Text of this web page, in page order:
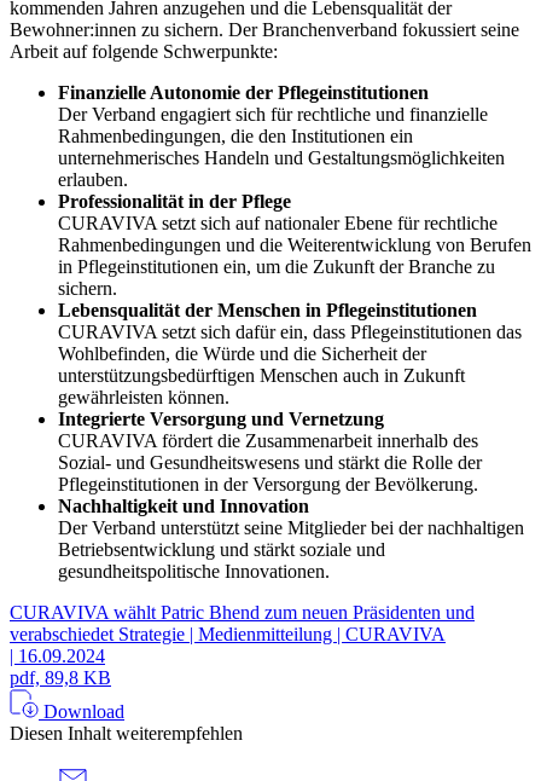
kommenden Jahren anzugehen und die Lebensqualität der
Bewohner:innen zu sichern. Der Branchenverband fokussiert seine
Arbeit auf folgende Schwerpunkte:
Finanzielle Autonomie der Pflegeinstitutionen
Der Verband engagiert sich für rechtliche und finanzielle
Rahmenbedingungen, die den Institutionen ein
unternehmerisches Handeln und Gestaltungsmöglichkeiten
erlauben.
Professionalität in der Pflege
CURAVIVA setzt sich auf nationaler Ebene für rechtliche
Rahmenbedingungen und die Weiterentwicklung von Berufen
in Pflegeinstitutionen ein, um die Zukunft der Branche zu
sichern.
Lebensqualität der Menschen in Pflegeinstitutionen
CURAVIVA setzt sich dafür ein, dass Pflegeinstitutionen das
Wohlbefinden, die Würde und die Sicherheit der
unterstützungsbedürftigen Menschen auch in Zukunft
gewährleisten können.
Integrierte Versorgung und Vernetzung
CURAVIVA fördert die Zusammenarbeit innerhalb des
Sozial- und Gesundheitswesens und stärkt die Rolle der
Pflegeinstitutionen in der Versorgung der Bevölkerung.
Nachhaltigkeit und Innovation
Der Verband unterstützt seine Mitglieder bei der nachhaltigen
Betriebsentwicklung und stärkt soziale und
gesundheitspolitische Innovationen.
CURAVIVA wählt Patric Bhend zum neuen Präsidenten und
verabschiedet Strategie | Medienmitteilung | CURAVIVA
| 16.09.2024
pdf, 89,8 KB
Download
Diesen Inhalt weiterempfehlen